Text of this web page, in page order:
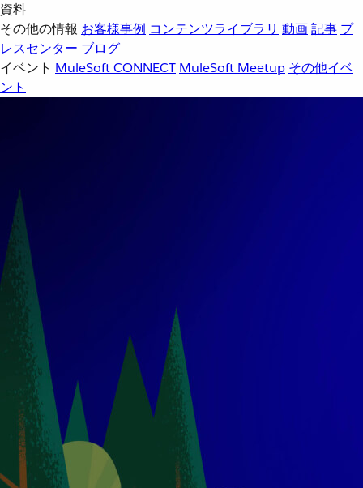
資料
その他の情報 お客様事例 コンテンツライブラリ 動画記事 プ
レスセンター ブログ
イベント MuleSoft CONNECT MuleSoft Meetup その他イベ
ント